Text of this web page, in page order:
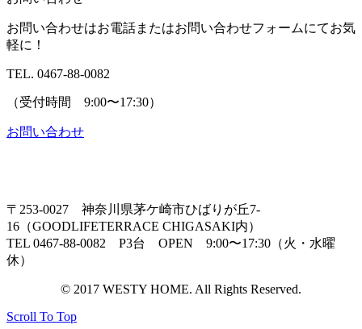
お問い合わせはお電話またはお問い合わせフォームにてお気
軽に！
TEL. 0467-88-0082
（受付時間 9:00〜17:30）
お問い合わせ
〒253-0027 神奈川県茅ケ崎市ひばりが丘7-
16（GOODLIFETERRACE CHIGASAKI内）
TEL 0467-88-0082 P3台 OPEN 9:00〜17:30（火・水曜
休）
© 2017 WESTY HOME. All Rights Reserved.
Scroll To Top